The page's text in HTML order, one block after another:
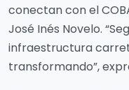
conectan con el
José Inés Novelo.
infraestructura
transformando”,